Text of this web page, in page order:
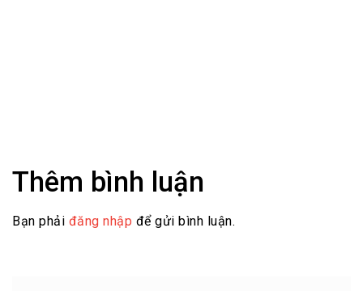
Thêm bình luận
Bạn phải đăng nhập để gửi bình luận.